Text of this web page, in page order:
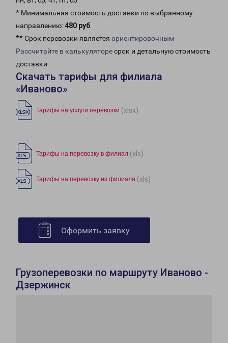
* Минимальная стоимость доставки по выбранному
направлению: 480 руб.
** Срок перевозки является ориентировочным
Рассчитайте в калькуляторесрок и детальную стоимость
доставки.
Скачать тарифы для филиала
«Иваново»
Тарифы на услуги перевозки (xlsx)
Тарифы на перевозку в филиал (xls)
Тарифы на перевозку из филиала (xls)
Оформить заявку
Грузоперевозки по маршруту Иваново -
Дзержинск